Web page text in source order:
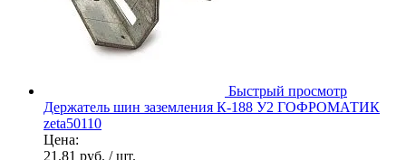
Быстрый просмотр
Держатель шин заземления К-188 У2 ГОФРОМАТИК
zeta50110
Цена:
21.81 руб. / шт.